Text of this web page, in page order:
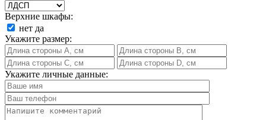
Верхние шкафы:
нет да
Укажите размер:
Укажите личные данные: